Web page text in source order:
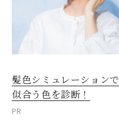
髪色シミュレーションで
似合う色を診断！
PR